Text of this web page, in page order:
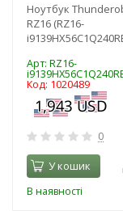
Ноутбук
RZ16 (RZ16-
Арт: RZ16-
Код: 1020489
0
У кошик
В наявності